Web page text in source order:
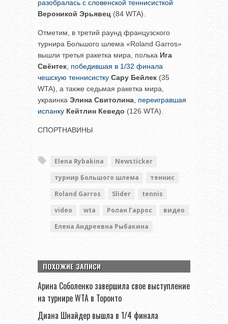
разобралась с словенской теннисисткой
Вероникой Эрьявец (84 WTA).
Отметим, в третий раунд французского
турнира Большого шлема «Roland Garros»
вышли третья ракетка мира, полька Ига
Свёнтек победившая в 1/32 финала
чешскую теннисистку Сару Бейлек (35
WTA), а также седьмая ракетка мира,
украинка Элина Свитолина переигравшая
испанку Кейтлин Кеведо (126 WTA).
СПОРТНАВИНЫ
Elena Rybakina
Newsticker
турнир Большого шлема
теннис
Roland Garros
Slider
tennis
video
wta Ролан Гаррос
видео
Елена Андреевна Рыбакина
ПОХОЖИЕ ЗАПИСИ
Арина Соболенко завершила свое выступление
на турнире WTA в Торонто
Диана Шнайдер вышла в 1/4 финала